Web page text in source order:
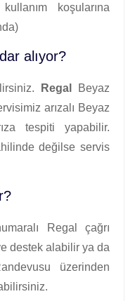
koşularına
alıyor?
Regal
Beyaz
arızalı Beyaz
tespiti yapabilir.
değilse servis
Regal çağrı
destek alabilir ya da
üzerinden